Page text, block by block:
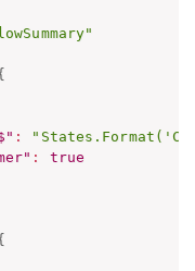
:
:
true